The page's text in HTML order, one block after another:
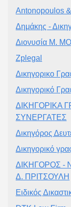
Antonopoulos
Δημάκης -
Διονυσία Μ.
Zplegal
Δικηγορικο
Δικηγορικό
ΔΙΚΗΓΟΡΙΚΑ
ΣΥΝΕΡΓΑΤΕΣ
Δικηγόρος
Δικηγορικό
ΔΙΚΗΓΟΡΟΣ -
Δ. ΠΡΙΤΣΟΥΛΗ
Ειδικός